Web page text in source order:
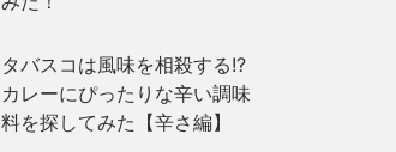
タバスコは風味を相殺する!?
カレーにぴったりな辛い調味
料を探してみた【辛さ編】